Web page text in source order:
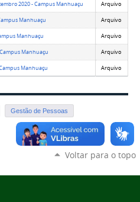
2020 - Campus Manhuaçu Arquivo
Manhuaçu Arquivo
Manhuaçu Arquivo
Manhuaçu Arquivo
Manhuaçu Arquivo
Gestão de Pessoas
Voltar para o topo